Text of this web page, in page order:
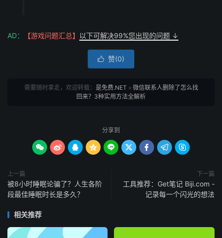
AD： 【游戏问题汇总】 以下可解决99%您出现的问题 ↓
 赞(0)
需要随时拿走，欢迎转载： 是免费.NET » 微信联系人删除了怎么找
回来？3种实用方法全解析
分享到
        
上一篇
被8小时睡眠论骗了？人生各阶
段最佳睡眠时长是多久？
下一篇
工具推荐：Get笔记 Biji.com -
记录每一个闪光的想法
相关推荐